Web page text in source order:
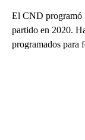
El CND programó
partido en 2020.
programados para